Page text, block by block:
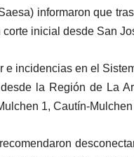
informaron que
inicial desde San
e incidencias en el
la Región de La
1, Cautín-